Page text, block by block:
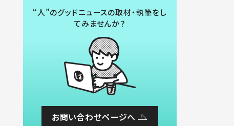
“人”のグッドニュースの取材・執筆をし
てみませんか？
お問い合わせページへ